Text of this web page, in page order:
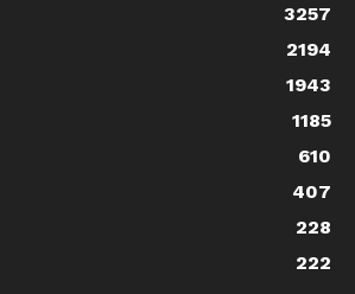
3257
2194
1943
1185
610
407
228
222